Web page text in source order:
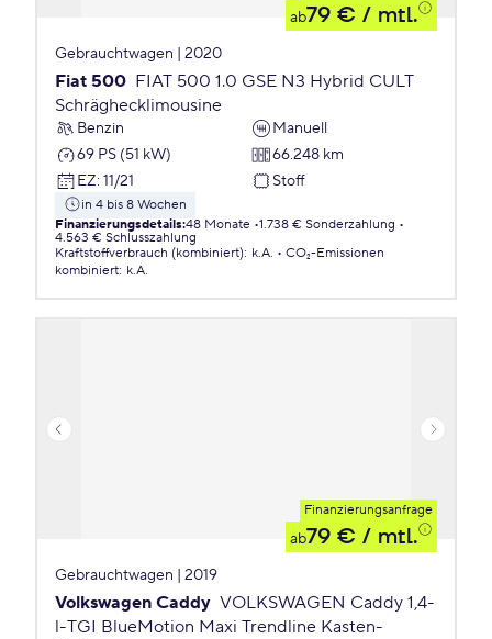
ab79 € / mtl.
Gebrauchtwagen | 2020
Fiat 500 FIAT 500 1.0 GSE N3 Hybrid CULT
Schräghecklimousine
Benzin
Manuell
69 PS (51 kW)
66.248 km
EZ: 11/21 Stoff
in 4 bis 8 Wochen
Finanzierungsdetails:48 Monate 1.738 € Sonderzahlung
4.563 € Schlusszahlung
Kraftstoffverbrauch (kombiniert): k.A.
CO₂-Emissionen
kombiniert: k.A.
Finanzierungsanfrage
ab79 € / mtl.
Gebrauchtwagen | 2019
Volkswagen Caddy VOLKSWAGEN Caddy 1,4-
l-TGI BlueMotion Maxi Trendline Kasten-